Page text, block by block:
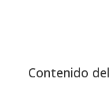
Contenido